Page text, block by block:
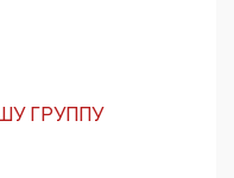
ГРУППУ